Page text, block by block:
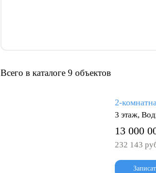
Всего в каталоге 9 объектов
2-
3 этаж,
13 000
232 143